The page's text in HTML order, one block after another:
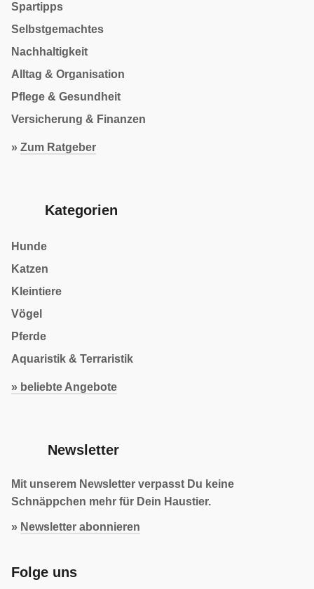
Spartipps
Selbstgemachtes
Nachhaltigkeit
Alltag & Organisation
Pflege & Gesundheit
Versicherung & Finanzen
» Zum Ratgeber
Kategorien
Hunde
Katzen
Kleintiere
Vögel
Pferde
Aquaristik & Terraristik
» beliebte Angebote
Newsletter
Mit unserem Newsletter verpasst Du keine
Schnäppchen mehr für Dein Haustier.
» Newsletter abonnieren
Folge uns